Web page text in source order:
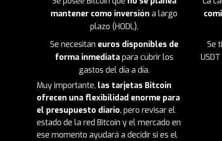
mantener como inversión a largo
plazo (HODL).
Se necesitan euros disponibles de
forma inmediatapara cubrir los
gastos del día a día.
Se
Muy importante, las tarjetas Bitcoin
ofrecen una flexibilidad enorme para
el presupuesto diario, pero revisar el
estado de la red Bitcoin y el mercado en
ese momento ayudará a decidir si es el